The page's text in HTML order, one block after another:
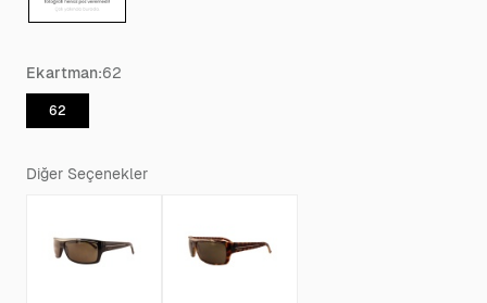
Ekartman:62
62
Diğer Seçenekler